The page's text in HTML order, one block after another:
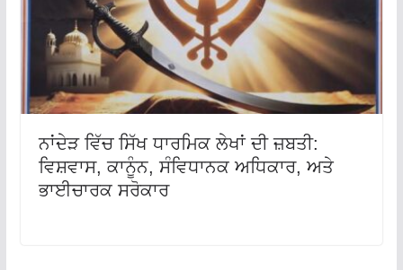
ਨਾਂਦੇੜ ਵਿੱਚ ਸਿੱਖ ਧਾਰਮਿਕ ਲੇਖਾਂ ਦੀ ਜ਼ਬਤੀ:
ਵਿਸ਼ਵਾਸ, ਕਾਨੂੰਨ, ਸੰਵਿਧਾਨਕ ਅਧਿਕਾਰ, ਅਤੇ
ਭਾਈਚਾਰਕ ਸਰੋਕਾਰ